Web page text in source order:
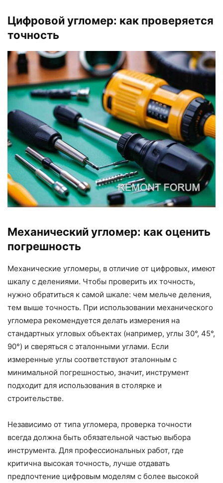
Цифровой угломер: как проверяется
точность
Механический угломер: как оценить
погрешность
Механические угломеры, в отличие от цифровых, имеют
шкалу с делениями. Чтобы проверить их точность,
нужно обратиться к самой шкале: чем мельче деления,
тем выше точность. При использовании механического
угломера рекомендуется делать измерения на
стандартных угловых объектах (например, углы 30°, 45°,
90°) и сверяться с эталонными углами. Если
измеренные углы соответствуют эталонным с
минимальной погрешностью, значит, инструмент
подходит для использования в столярке и
строительстве.
Независимо от типа угломера, проверка точности
всегда должна быть обязательной частью выбора
инструмента. Для профессиональных работ, где
критична высокая точность, лучше отдавать
предпочтение цифровым моделям с более высокой